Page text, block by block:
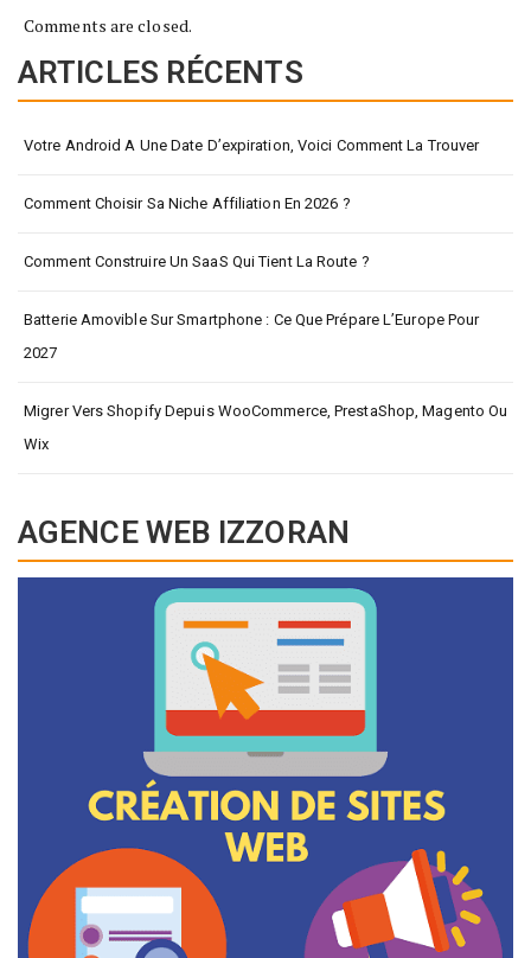
Comments are closed.
ARTICLES RÉCENTS
Votre Android A Une Date D’expiration, Voici Comment La Trouver
Comment Choisir Sa Niche Affiliation En 2026 ?
Comment Construire Un SaaS Qui Tient La Route ?
Batterie Amovible Sur Smartphone : Ce Que Prépare L’Europe Pour
2027
Migrer Vers Shopify Depuis WooCommerce, PrestaShop, Magento Ou
Wix
AGENCE WEB IZZORAN